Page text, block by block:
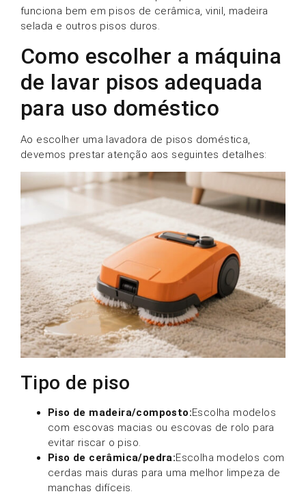
funciona bem em pisos de cerâmica, vinil, madeira
selada e outros pisos duros.
Como escolher a máquina
de lavar pisos adequada
para uso doméstico
Ao escolher uma lavadora de pisos doméstica,
devemos prestar atenção aos seguintes detalhes:
Tipo de piso
Piso de madeira/composto:Escolha modelos
com escovas macias ou escovas de rolo para
evitar riscar o piso.
Piso de cerâmica/pedra:Escolha modelos com
cerdas mais duras para uma melhor limpeza de
manchas difíceis.